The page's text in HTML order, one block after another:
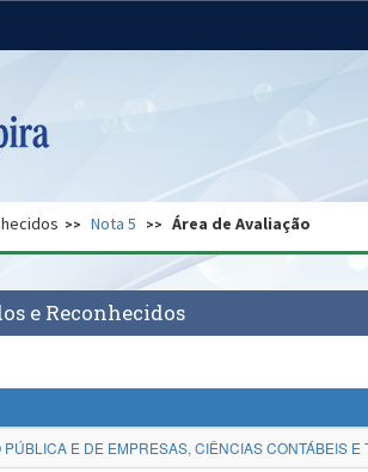
Ministério
Regional
Gabinete de Segurança
Nota 5 Área de Avaliação
e Reconhecidos
E DE EMPRESAS, CIÊNCIAS CONTÁBEIS E